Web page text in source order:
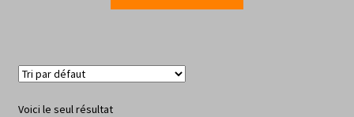
Voici le seul résultat